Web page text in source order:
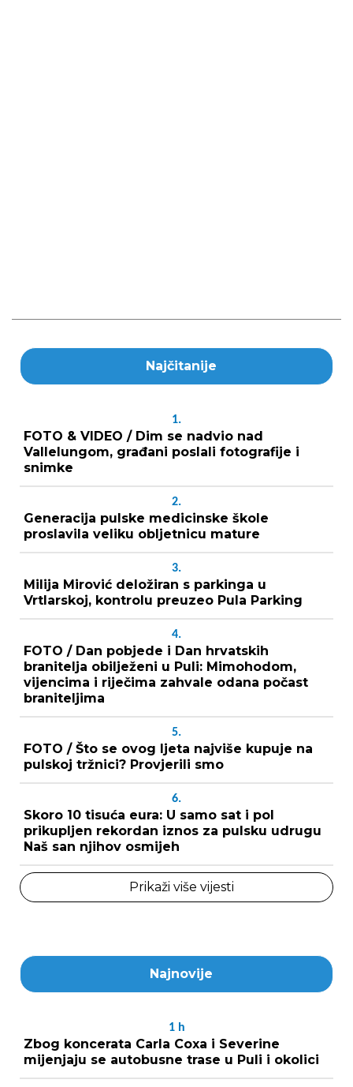
Najčitanije
1.
FOTO & VIDEO / Dim se nadvio nad
Vallelungom, građani poslali fotografije i
snimke
2.
Generacija pulske medicinske škole
proslavila veliku obljetnicu mature
3.
Milija Mirović deložiran s parkinga u
Vrtlarskoj, kontrolu preuzeo Pula Parking
4.
FOTO / Dan pobjede i Dan hrvatskih
branitelja obilježeni u Puli: Mimohodom,
vijencima i riječima zahvale odana počast
braniteljima
5.
FOTO / Što se ovog ljeta najviše kupuje na
pulskoj tržnici? Provjerili smo
6.
Skoro 10 tisuća eura: U samo sat i pol
prikupljen rekordan iznos za pulsku udrugu
Naš san njihov osmijeh
Prikaži više vijesti
Najnovije
1 h
Zbog koncerata Carla Coxa i Severine
mijenjaju se autobusne trase u Puli i okolici